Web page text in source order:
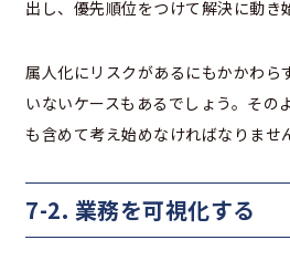
出し、優先順位をつけて解決に動き
属人化にリスクがあるにもかかわら
いないケースもあるでしょう。その
も含めて考え始めなければなりませ
7-2. 業務を可視化する